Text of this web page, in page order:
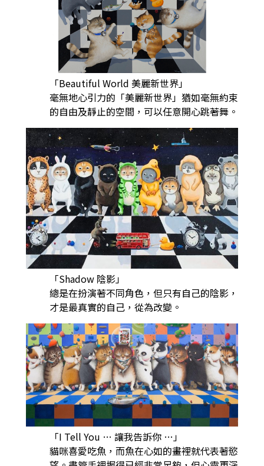
「Beautiful World 美麗新世界」
毫無地心引力的「美麗新世界」猶如毫無約束
的自由及靜止的空間，可以任意開心跳著舞。
「Shadow 陰影」
總是在扮演著不同角色，但只有自己的陰影，
才是最真實的自己，從為改變。
「I Tell You … 讓我告訴你 …」
貓咪喜愛吃魚，而魚在心如的畫裡就代表著慾